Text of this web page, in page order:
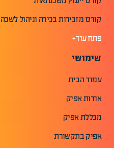
קורס מזכירות בכירה וניהול לשכה
פתח עוד+
שימושי
עמוד הבית
אודות אפיק
מכללת אפיק
אפיק בתקשורת